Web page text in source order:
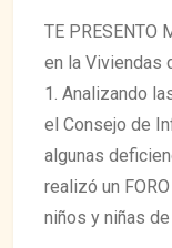
TE PRESENTO
en la Viviendas
1. Analizando
el Consejo de
algunas
realizó un
niños y niñas